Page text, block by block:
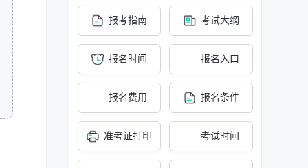
报考指南 考试大纲
报名时间 报名入口
报名费用 报名条件
准考证打印 考试时间